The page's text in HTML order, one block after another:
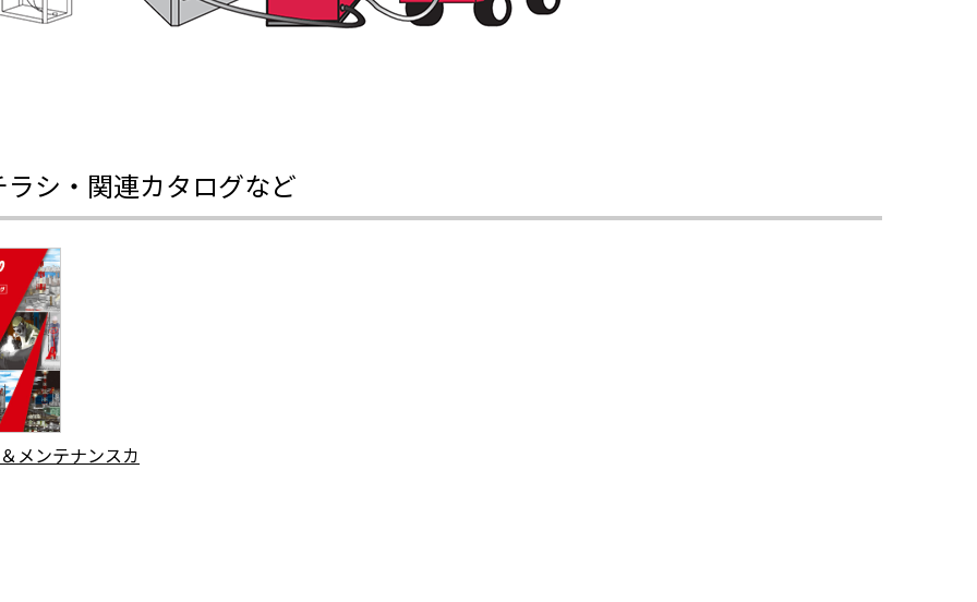
シ・関連カタログなど
メンテナンスカ